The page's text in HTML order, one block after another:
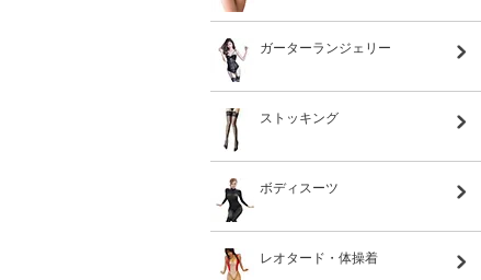
ガーターランジェリー
ストッキング
ボディスーツ
レオタード・体操着